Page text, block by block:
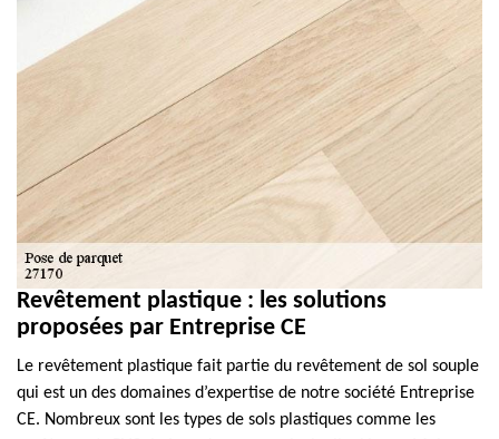
Revêtement plastique : les solutions
proposées par Entreprise CE
Le revêtement plastique fait partie du revêtement de sol souple
qui est un des domaines d’expertise de notre société Entreprise
CE. Nombreux sont les types de sols plastiques comme les